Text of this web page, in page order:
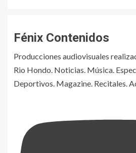
Fénix Contenidos
Producciones audiovisuales
Rio Hondo. Noticias. Música.
Deportivos. Magazine. Recitales.